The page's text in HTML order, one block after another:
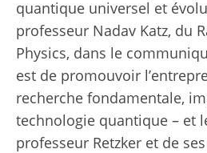
quantique universel et
professeur Nadav Katz, du
Physics, dans le
est de promouvoir
recherche fondamentale,
technologie quantique – et
professeur Retzker et de